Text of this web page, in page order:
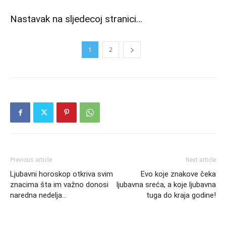
Nastavak na sljedecoj stranici…
1 2
Previous article
Ljubavni horoskop otkriva svim
znacima šta im važno donosi
naredna nedelja…
Next article
Evo koje znakove čeka
ljubavna sreća, a koje ljubavna
tuga do kraja godine!